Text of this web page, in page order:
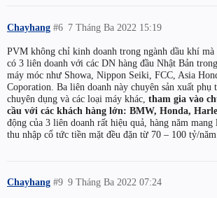
Chayhang 7 Tháng Ba 2022 15:19
#6
PVM không chỉ kinh doanh trong ngành dầu khí
có 3 liên doanh với các DN hàng đầu Nhật Bản
máy móc như Showa, Nippon Seiki, FCC, Asia
Coporation. Ba liên doanh này chuyên sản xuất phụ
chuyên dụng và các loại máy khác, tham gia vào
cầu với các khách hàng lớn: BMW, Honda,
động của 3 liên doanh rất hiệu quả, hàng năm
thu nhập cổ tức tiền mặt đều đặn từ 70 – 100 tỷ/năm
Chayhang 9 Tháng Ba 2022 07:24
#9